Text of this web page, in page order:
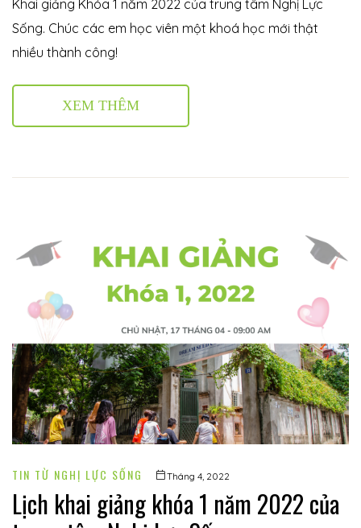
Khai giảng Khóa 1 năm 2022 của trung tâm Nghị Lực
Sống. Chúc các em học viên một khoá học mới thật
nhiều thành công!
XEM THÊM
TIN TỪ NGHỊ LỰC SỐNG Tháng 4, 2022
Lịch khai giảng khóa 1 năm 2022 của